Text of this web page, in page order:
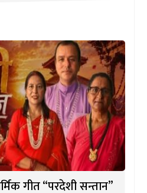
गीत “परदेशी सन्तान”